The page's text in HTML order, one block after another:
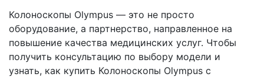
Колоноскопы Olympus — это не просто
оборудование, а партнерство, направленное на
повышение качества медицинских услуг. Чтобы
получить консультацию по выбору модели и
узнать, как купить Колоноскопы Olympus с